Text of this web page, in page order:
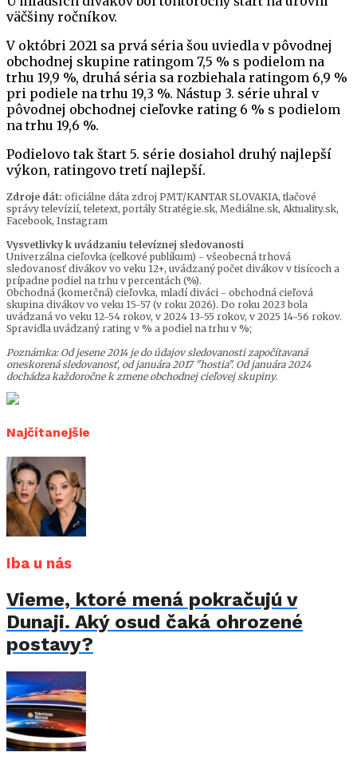
väčšiny ročníkov.
V októbri 2021 sa prvá séria šou uviedla v pôvodnej
obchodnej skupine ratingom 7,5 % s podielom na
trhu 19,9 %, druhá séria sa rozbiehala ratingom 6,9 %
pri podiele na trhu 19,3 %. Nástup 3. série uhral v
pôvodnej obchodnej cieľovke rating 6 % s podielom
na trhu 19,6 %.
Podielovo tak štart 5. série dosiahol druhý najlepší
výkon, ratingovo tretí najlepší.
Zdroje dát: oficiálne dáta zdroj PMT/KANTAR SLOVAKIA, tlačové
správy televízií, teletext, portály Stratégie.sk, Mediálne.sk, Aktuality.sk,
Facebook, Instagram
Vysvetlivky k uvádzaniu televíznej sledovanosti
Univerzálna cieľovka (celkové publikum) - všeobecná trhová
sledovanosť divákov vo veku 12+, uvádzaný počet divákov v tisícoch a
prípadne podiel na trhu v percentách (%).
Obchodná (komerčná) cieľovka, mladí diváci - obchodná cieľová
skupina divákov vo veku 15-57 (v roku 2026). Do roku 2023 bola
uvádzaná vo veku 12-54 rokov, v 2024 13-55 rokov, v 2025 14-56 rokov.
Spravidla uvádzaný rating v % a podiel na trhu v %;
Poznámka: Od jesene 2014 je do údajov sledovanosti započítavaná
oneskorená sledovanosť, od januára 2017 "hostia". Od januára 2024
dochádza každoročne k zmene obchodnej cieľovej skupiny.
Najčítanejšie
Iba u nás
Vieme, ktoré mená pokračujú v
Dunaji. Aký osud čaká ohrozené
postavy?